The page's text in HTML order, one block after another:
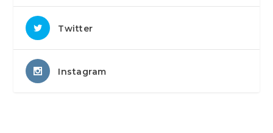
Twitter
Instagram